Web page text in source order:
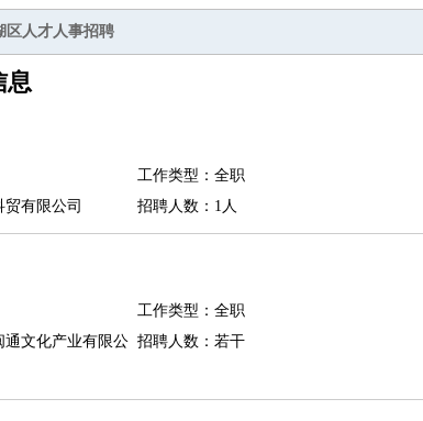
区人才人事招聘
息
工作类型：全职
有限公司
招聘人数：1人
工作类型：全职
通文化产业有限公 招聘人数：若干